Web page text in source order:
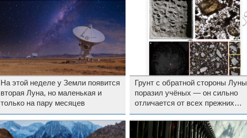
На этой неделе у Земли появится
вторая Луна, но маленькая и
только на пару месяцев
Грунт с обратной стороны Луны
поразил учёных — он сильно
отличается от всех прежних
образцов